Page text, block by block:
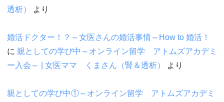
透析）
より
婚活ドクター！？～女医さんの婚活事情～How to 婚活！
に 親としての学び中～オンライン留学 アトムズアカデミ
ー入会～ | 女医ママ くまさん（腎＆透析）
より
親としての学び中①～オンライン留学 アトムズアカデミ